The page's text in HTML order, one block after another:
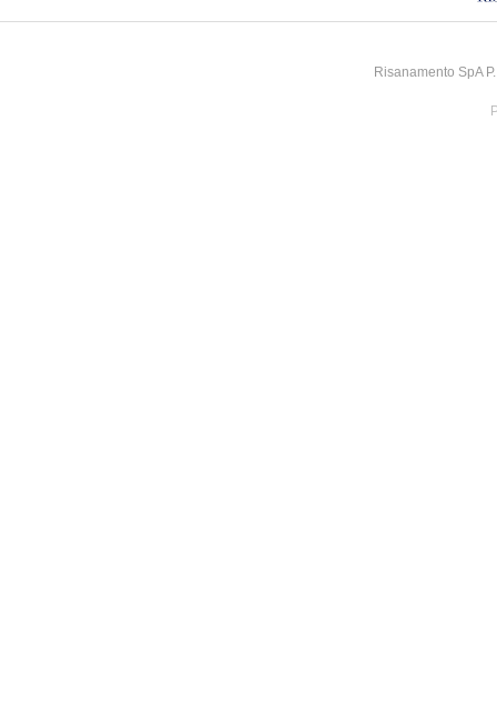
Risanamento SpA